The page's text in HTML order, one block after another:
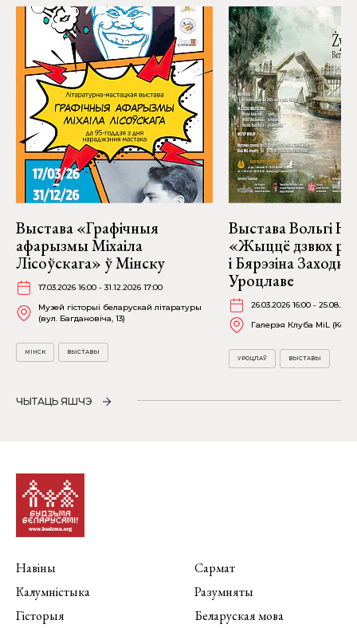
Выстава «Графічныя
афарызмы Міхаіла
Лісоўскага» ў Мінску
17.03.2026 16:00 - 31.12.2026 17:00
Музей гісторыі беларускай літаратуры
(вул. Багдановіча, 13)
МІНСК ВЫСТАВЫ
Выстава Вольгі
«Жыццё дзвюх
і Бярэзіна
Уроцлаве
26.03.2026 16:00 -
Галерэя Клуба MiL
УРОЦЛАЎ ВЫСТАВЫ
ЧЫТАЦЬ ЯШЧЭ
Навіны
Калумністыка
Гісторыя
Сармат
Разумняты
Беларуская мова